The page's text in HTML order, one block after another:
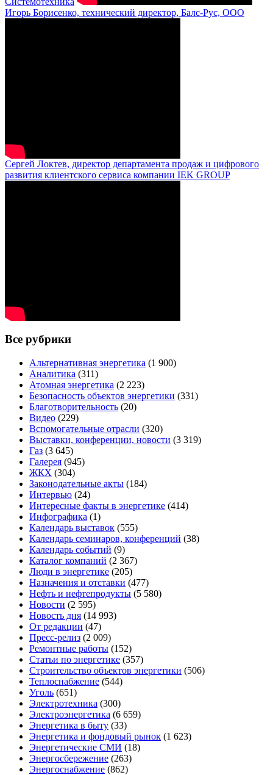
Игорь Борисенко, технический директор, Балс-Рус, ООО
Сергей Локтев, директор департамента продаж и цифрового
развития клиентского сервиса компании IEK GROUP
Все рубрики
Альтернативная энергетика (1 900)
Аналитика (311)
Атомная энергетика (2 223)
Безопасность объектов энергетики (331)
Благотворительность (20)
Видео (229)
Вспомогательные отрасли (320)
Выставки, конференции, новости (3 319)
Газ (3 645)
Галерея (945)
ЖКХ (304)
Законодательные акты (184)
Интервью (24)
Интересные факты в энергетике (414)
Инфографика (1)
Календарь выставок (555)
Календарь семинаров, конференций (38)
Календарь событий (9)
Каталог компаний (2 367)
Люди в энергетике (205)
Назначения и отставки (477)
Нефть и нефтепродукты (5 580)
Новости (2 595)
Новость дня (14 993)
От редакции (47)
Пресс-релиз (2 009)
Ремонтные работы (152)
Статьи по энергетике (357)
Строительство объектов энергетики (506)
Теплоснабжение (544)
Уголь (651)
Электротехника (300)
Электроэнергетика (6 659)
Энергетика в быту (33)
Энергетика и фондовый рынок (1 623)
Энергетические СМИ (18)
Энергосбережение (263)
Энергоснабжение (862)